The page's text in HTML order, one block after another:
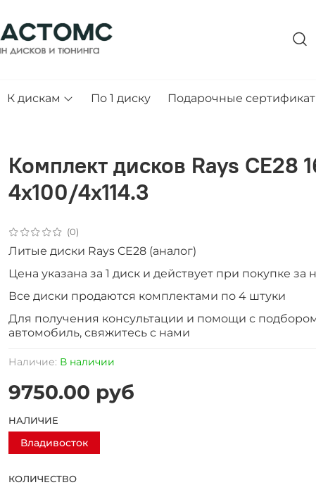
К дискам По 1 диску Подарочные
(0)
Наличие: В наличии
Комплект дисков Rays CE28
4x100/4x114.3
9750.00 руб
КОЛИЧЕСТВО
НАЛИЧИЕ
Владивосток
Литые диски Rays CE28 (аналог)
Цена указана за 1 диск и действует при покупке за
Все диски продаютcя комплектами по 4 штуки
Для получения консультации и помощи с
автомобиль, свяжитесь с нами